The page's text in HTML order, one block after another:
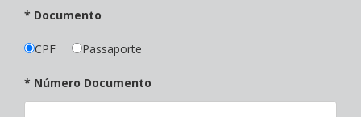
* Documento
CPF Passaporte
* Número Documento